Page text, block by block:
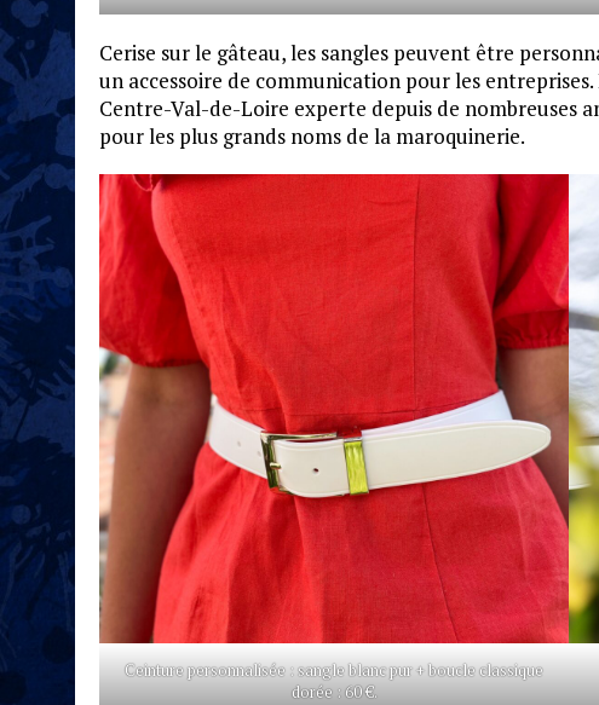
Cerise sur le gâteau, les sangles peuvent être
un accessoire de communication pour les
Centre-Val-de-Loire experte depuis de nombreuses
pour les plus grands noms de la maroquinerie.
Ceinture personnalisée : sangle blanc pur + boucle classique
dorée : 60 €.